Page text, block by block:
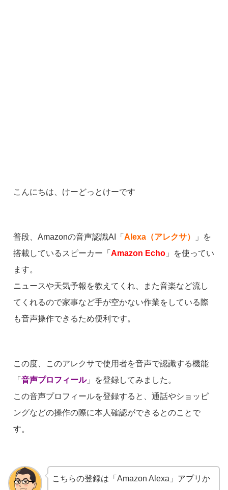
こんにちは、けーどっとけーです
普段、Amazonの音声認識AI「 Alexa（アレクサ）
」を
搭載しているスピーカー「 Amazon Echo 」を使ってい
ます。
ニュースや天気予報を教えてくれ、また音楽など流し
てくれるので家事など手が空かない作業をしている際
も音声操作できるため便利です。
この度、このアレクサで使用者を音声で認識する機能
「 音声プロフィール」を登録してみました。
この音声プロフィールを登録すると、通話やショッピ
ングなどの操作の際に本人確認ができるとのことで
す。
こちらの登録は「Amazon Alexa」アプリか